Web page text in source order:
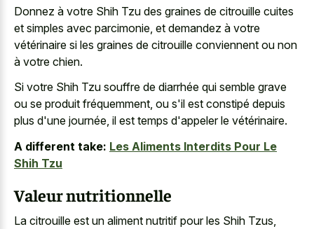
Donnez à votre Shih Tzu des graines de citrouille cuites
et simples avec parcimonie, et demandez à votre
vétérinaire si les graines de citrouille conviennent ou non
à votre chien.
Si votre Shih Tzu souffre de diarrhée qui semble grave
ou se produit fréquemment, ou s'il est constipé depuis
plus d'une journée, il est temps d'appeler le vétérinaire.
A different take: Les Aliments Interdits Pour Le
Shih Tzu
Valeur nutritionnelle
La citrouille est un aliment nutritif pour les Shih Tzus,